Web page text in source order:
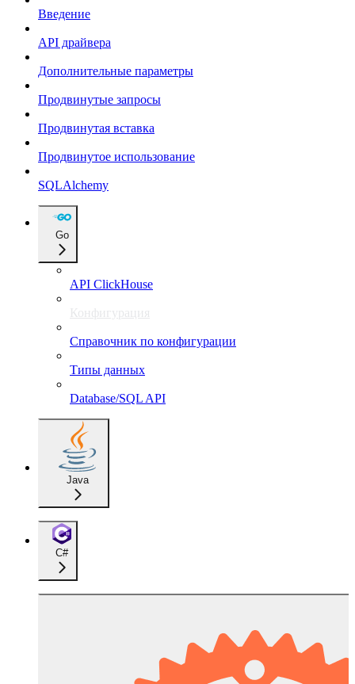
Введение
API драйвера
Дополнительные параметры
Продвинутые запросы
Продвинутая вставка
Продвинутое использование
SQLAlchemy
Go
API ClickHouse
Конфигурация
Справочник по конфигурации
Типы данных
Database/SQL API
Java
C#